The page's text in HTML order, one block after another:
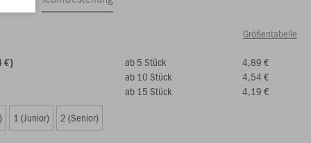
Größentabelle
€) ab 5 Stück
4,89 €
ab 10 Stück
4,54 €
ab 15 Stück
4,19 €
1 (Junior) 2 (Senior)